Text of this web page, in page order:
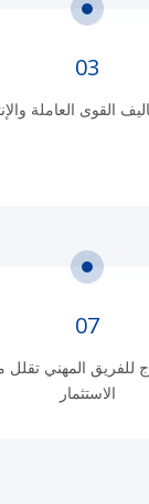
03
القوى العاملة
07
للفريق المهني
الاستثمار